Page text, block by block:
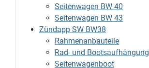
Seitenwagen BW 40
Seitenwagen BW 43
Zündapp SW BW38
Rahmenanbauteile
Rad- und Bootsaufhängung
Seitenwagenboot